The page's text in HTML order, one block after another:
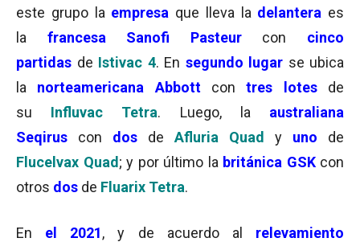
este grupo la empresa que lleva la delantera es
la francesa Sanofi Pasteurcon cinco
partidas de Istivac 4. En segundo lugar se ubica
la norteamericana Abbott contres lotesde
su Influvac Tetra. Luego, la australiana
Seqirus
con dos de Afluria Quad y uno
de
Flucelvax Quad ; y por último la británica GSK con
otros dos de Fluarix Tetra.
En el 2021, y de acuerdo al relevamiento